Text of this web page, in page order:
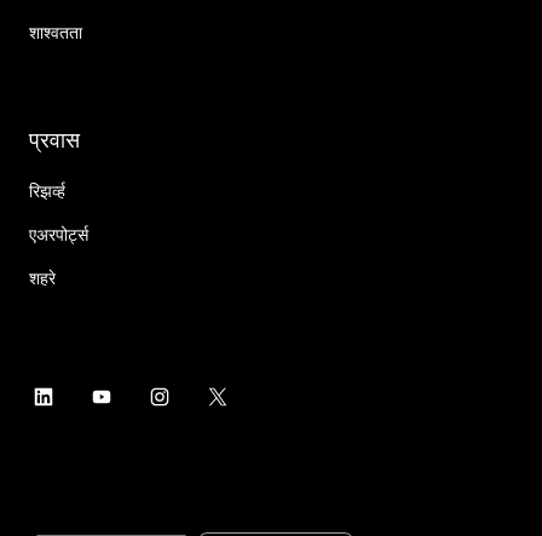
शाश्वतता
प्रवास
रिझर्व्ह
एअरपोर्ट्स
शहरे